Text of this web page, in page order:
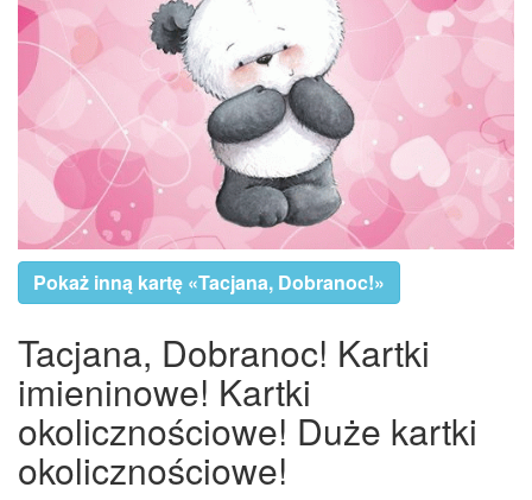
Pokaż inną kartę «Tacjana, Dobranoc!»
Tacjana, Dobranoc! Kartki
imieninowe! Kartki
okolicznościowe! Duże kartki
okolicznościowe!